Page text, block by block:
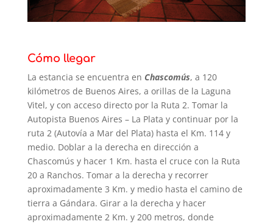
Cómo llegar
La estancia se encuentra en Chascomús, a 120
kilómetros de Buenos Aires, a orillas de la Laguna
Vitel, y con acceso directo por la Ruta 2. Tomar la
Autopista Buenos Aires – La Plata y continuar por la
ruta 2 (Autovía a Mar del Plata) hasta el Km. 114 y
medio. Doblar a la derecha en dirección a
Chascomús y hacer 1 Km. hasta el cruce con la Ruta
20 a Ranchos. Tomar a la derecha y recorrer
aproximadamente 3 Km. y medio hasta el camino de
tierra a Gándara. Girar a la derecha y hacer
aproximadamente 2 Km. y 200 metros, donde